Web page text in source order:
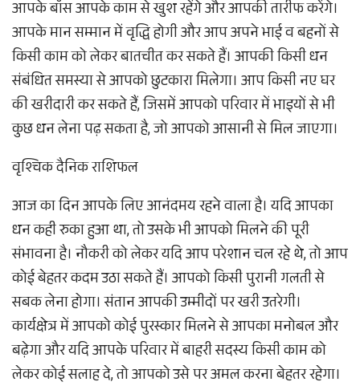
आपके बॉस आपके काम से खुश रहेंगे और आपकी तारीफ करेंगे।
आपके मान सम्मान में वृद्धि होगी और आप अपने भाई व बहनों से
किसी काम को लेकर बातचीत कर सकते हैं। आपकी किसी धन
संबंधित समस्या से आपको छुटकारा मिलेगा। आप किसी नए घर
की खरीदारी कर सकते हैं, जिसमें आपको परिवार में भाइयों से भी
कुछ धन लेना पढ़ सकता है, जो आपको आसानी से मिल जाएगा।
वृश्चिक दैनिक राशिफल
आज का दिन आपके लिए आनंदमय रहने वाला है। यदि आपका
धन कही रुका हुआ था, तो उसके भी आपको मिलने की पूरी
संभावना है। नौकरी को लेकर यदि आप परेशान चल रहे थे, तो आप
कोई बेहतर कदम उठा सकते हैं। आपको किसी पुरानी गलती से
सबक लेना होगा। संतान आपकी उम्मीदों पर खरी उतरेगी।
कार्यक्षेत्र में आपको कोई पुरस्कार मिलने से आपका मनोबल और
बढ़ेगा और यदि आपके परिवार में बाहरी सदस्य किसी काम को
लेकर कोई सलाह दे, तो आपको उसे पर अमल करना बेहतर रहेगा।